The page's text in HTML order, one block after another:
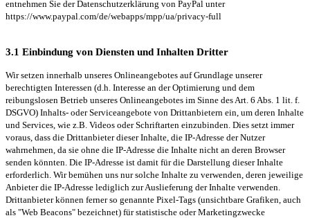
entnehmen Sie der Datenschutzerklärung von PayPal unter
https://www.paypal.com/de/webapps/mpp/ua/privacy-full
3.1 Einbindung von Diensten und Inhalten Dritter
Wir setzen innerhalb unseres Onlineangebotes auf Grundlage unserer
berechtigten Interessen (d.h. Interesse an der Optimierung und dem
reibungslosen Betrieb unseres Onlineangebotes im Sinne des Art. 6 Abs. 1 lit. f.
DSGVO) Inhalts- oder Serviceangebote von Drittanbietern ein, um deren Inhalte
und Services, wie z.B. Videos oder Schriftarten einzubinden. Dies setzt immer
voraus, dass die Drittanbieter dieser Inhalte, die IP-Adresse der Nutzer
wahrnehmen, da sie ohne die IP-Adresse die Inhalte nicht an deren Browser
senden könnten. Die IP-Adresse ist damit für die Darstellung dieser Inhalte
erforderlich. Wir bemühen uns nur solche Inhalte zu verwenden, deren jeweilige
Anbieter die IP-Adresse lediglich zur Auslieferung der Inhalte verwenden.
Drittanbieter können ferner so genannte Pixel-Tags (unsichtbare Grafiken, auch
als "Web Beacons" bezeichnet) für statistische oder Marketingzwecke